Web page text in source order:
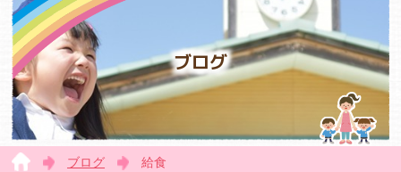
ブログ
ブログ 給食